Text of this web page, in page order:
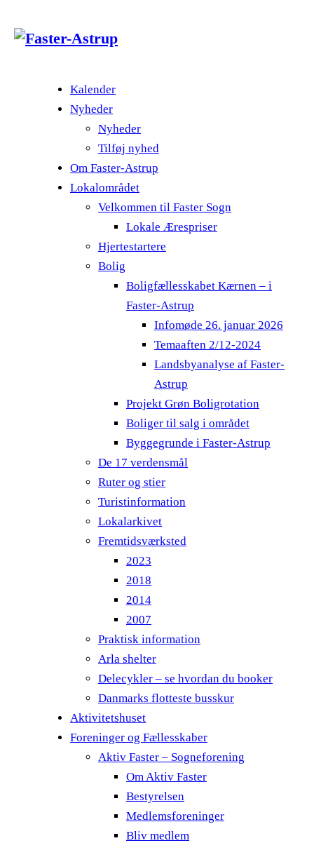
Kalender
Nyheder
Nyheder
Tilføj nyhed
Om Faster-Astrup
Lokalområdet
Velkommen til Faster Sogn
Lokale Ærespriser
Hjertestartere
Bolig
Boligfællesskabet Kærnen – i
Faster-Astrup
Infomøde 26. januar 2026
Temaaften 2/12-2024
Landsbyanalyse af Faster-
Astrup
Projekt Grøn Boligrotation
Boliger til salg i området
Byggegrunde i Faster-Astrup
De 17 verdensmål
Ruter og stier
Turistinformation
Lokalarkivet
Fremtidsværksted
2023
2018
2014
2007
Praktisk information
Arla shelter
Delecykler – se hvordan du booker
Danmarks flotteste busskur
Aktivitetshuset
Foreninger og Fællesskaber
Aktiv Faster – Sogneforening
Om Aktiv Faster
Bestyrelsen
Medlemsforeninger
Bliv medlem